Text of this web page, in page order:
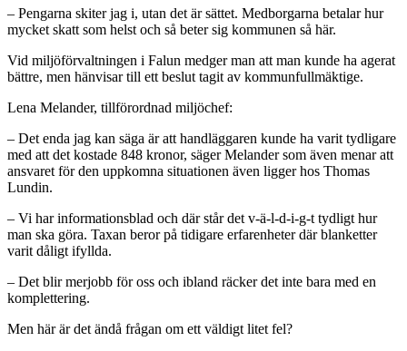
– Pengarna skiter jag i, utan det är sättet. Medborgarna betalar hur
mycket skatt som helst och så beter sig kommunen så här.
Vid miljöförvaltningen i Falun medger man att man kunde ha agerat
bättre, men hänvisar till ett beslut tagit av kommunfullmäktige.
Lena Melander, tillförordnad miljöchef:
– Det enda jag kan säga är att handläggaren kunde ha varit tydligare
med att det kostade 848 kronor, säger Melander som även menar att
ansvaret för den uppkomna situationen även ligger hos Thomas
Lundin.
– Vi har informationsblad och där står det v-ä-l-d-i-g-t tydligt hur
man ska göra. Taxan beror på tidigare erfarenheter där blanketter
varit dåligt ifyllda.
– Det blir merjobb för oss och ibland räcker det inte bara med en
komplettering.
Men här är det ändå frågan om ett väldigt litet fel?